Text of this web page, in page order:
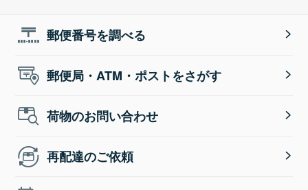
郵便番号を調べる
郵便局・ATM・ポストをさがす
荷物のお問い合わせ
再配達のご依頼